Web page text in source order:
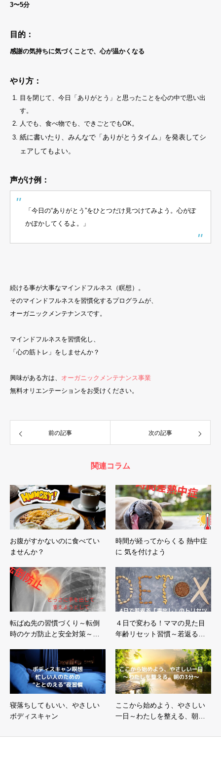
3〜5分
目的：
感謝の気持ちに気づくことで、心が温かくなる
やり方：
目を閉じて、今日「ありがとう」と思ったことを心の中で思い出
す。
人でも、食べ物でも、できごとでもOK。
紙に書いたり、みんなで「ありがとうタイム」を発表してシ
ェアしてもよい。
声がけ例：
「今日の“ありがとう”をひとつだけ見つけてみよう。心がぽ
かぽかしてくるよ。」
続ける事が大事なマインドフルネス（瞑想）。
そのマインドフルネスを習慣化するプログラムが、
オーガニックメンテナンスです。
マインドフルネスを習慣化し、
「心の筋トレ」をしませんか？
興味がある方は、 オーガニックメンテナンス事業
無料オリエンテーションをお受けください。
前の記事 次の記事
関連コラム
お腹がすかないのに食べてい
ませんか？
時間が経ってからくる 熱中症
に 気を付けよう
転ばぬ先の習慣づくり～転倒
時のケガ防止と安全対策～…
４日で変わる！ママの見た目
年齢リセット習慣～若返る…
寝落ちしてもいい、やさしい
ボディスキャン
ここから始めよう、やさしい
一日～わたしを整える、朝…